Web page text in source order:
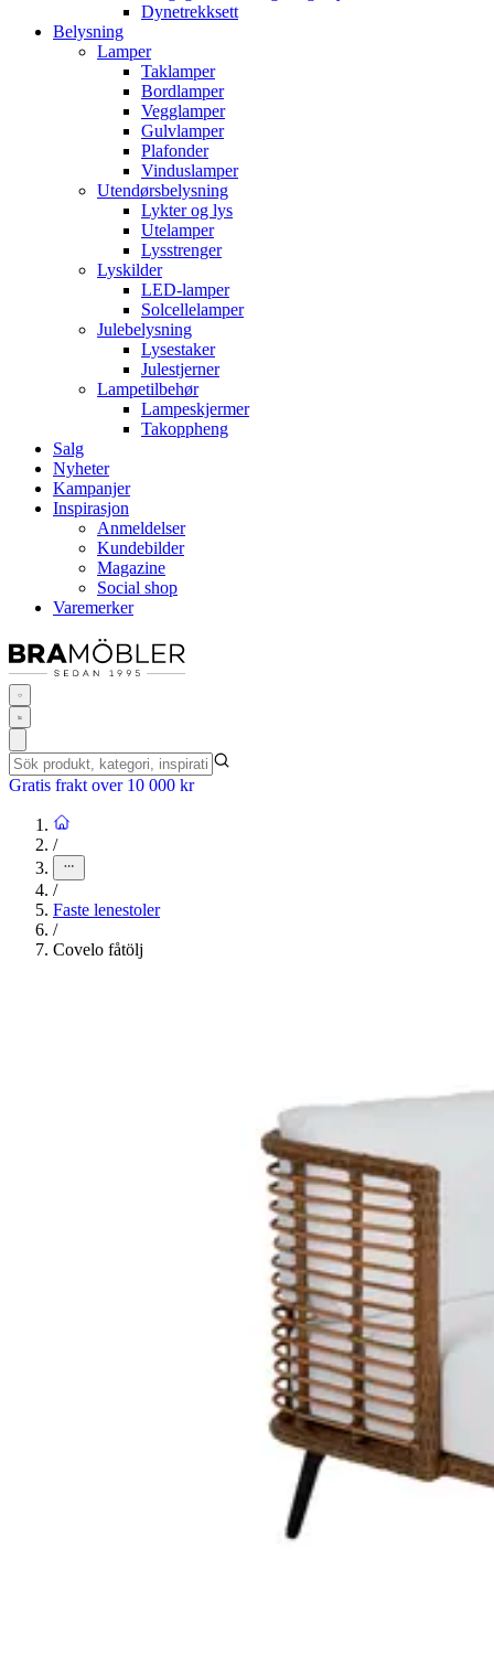
Dynetrekksett
Belysning
Lamper
Taklamper
Bordlamper
Vegglamper
Gulvlamper
Plafonder
Vinduslamper
Utendørsbelysning
Lykter og lys
Utelamper
Lysstrenger
Lyskilder
LED-lamper
Solcellelamper
Julebelysning
Lysestaker
Julestjerner
Lampetilbehør
Lampeskjermer
Takoppheng
Salg
Nyheter
Kampanjer
Inspirasjon
Anmeldelser
Kundebilder
Magazine
Social shop
Varemerker
Gratis frakt over 10 000 kr
/
/
Faste lenestoler
/
Covelo fåtölj